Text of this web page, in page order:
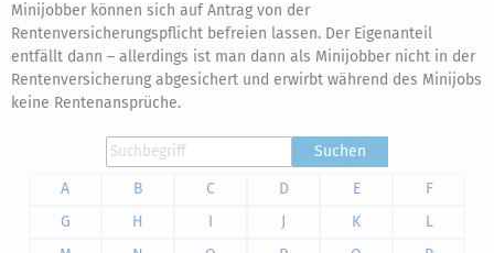
Minijobber können sich auf Antrag von der
Rentenversicherungspflicht befreien lassen. Der Eigenanteil
entfällt dann – allerdings ist man dann als Minijobber nicht in der
Rentenversicherung abgesichert und erwirbt während des Minijobs
keine Rentenansprüche.
Suchen
A
B C D E
F
G
H I J K
L